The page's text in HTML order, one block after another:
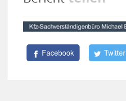
Facebook Twitter